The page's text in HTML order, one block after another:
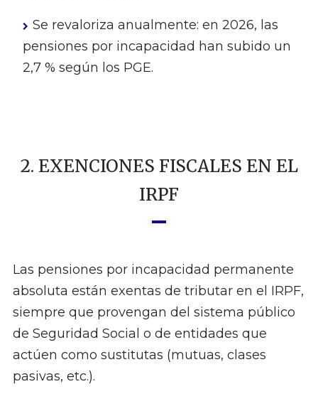
Se revaloriza anualmente: en 2026, las
pensiones por incapacidad han subido un
2,7 % según los PGE.
2. EXENCIONES FISCALES EN EL
IRPF
Las pensiones por incapacidad permanente
absoluta están exentas de tributar en el IRPF,
siempre que provengan del sistema público
de Seguridad Social o de entidades que
actúen como sustitutas (mutuas, clases
pasivas, etc.).